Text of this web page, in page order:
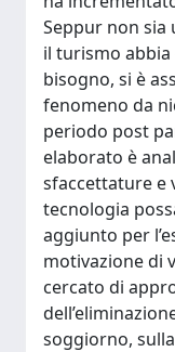
Seppur non sia
il turismo
bisogno, si è
fenomeno da
periodo post
elaborato è
sfaccettature e
tecnologia
aggiunto per
motivazione di
cercato di
soggiorno,